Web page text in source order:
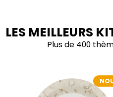
LES MEILLEURS
Plus de 400